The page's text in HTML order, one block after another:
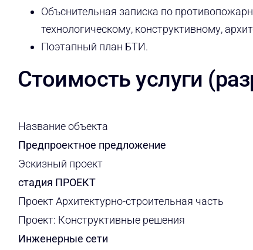
Объснительная записка по
технологическому, конструктивному,
Поэтапный план БТИ.
Стоимость услуги
Название объекта
Предпроектное предложение
Эскизный проект
стадия ПРОЕКТ
Проект Архитектурно-строительная часть
Проект: Конструктивные решения
Инженерные сети